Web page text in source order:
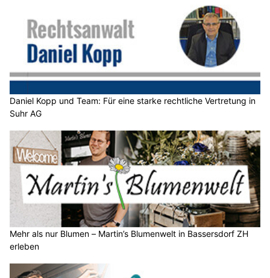
Daniel Kopp und Team: Für eine starke rechtliche Vertretung in
Suhr AG
Mehr als nur Blumen – Martin’s Blumenwelt in Bassersdorf ZH
erleben